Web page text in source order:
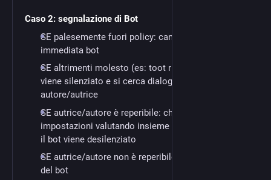
Caso 2: segnalazione di Bot
SE palesemente fuori policy: cancellazione
immediata bot
SE altrimenti molesto (es: toot ripetuti, flood): bot
viene silenziato e si cerca dialogo con
autore/autrice
SE autrice/autore è reperibile: chiediamo modifica
impostazioni valutando insieme la situazione, poi
il bot viene desilenziato
SE autrice/autore non è reperibile: cancellazione
del bot